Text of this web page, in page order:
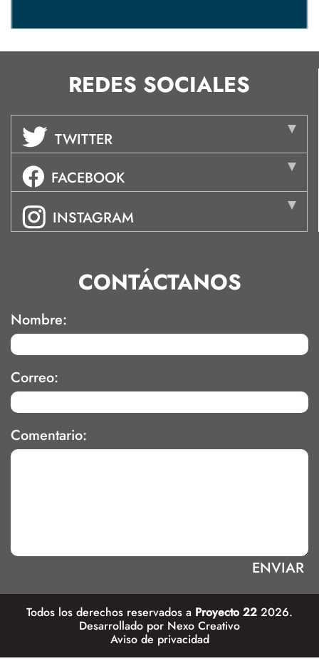
REDES SOCIALES
TWITTER
FACEBOOK
INSTAGRAM
CONTÁCTANOS
Nombre:
Correo:
Comentario:
Todos los derechos reservados a Proyecto 22 2026.
Desarrollado por Nexo Creativo
Aviso de privacidad